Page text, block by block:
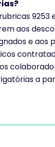
9253
aos
e aos
a